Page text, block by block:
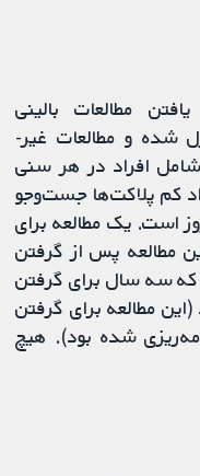
مطالعات بالینی
شده و مطالعات غیر-
افراد در هر سنی
کم پلاکت‌ها جست‌وجو
تا 12 اکتبر 2017 به‌روز است. یک مطالعه برای
مطالعه پس از گرفتن
سه سال برای گرفتن
مطالعه برای گرفتن
شده بود). هیچ